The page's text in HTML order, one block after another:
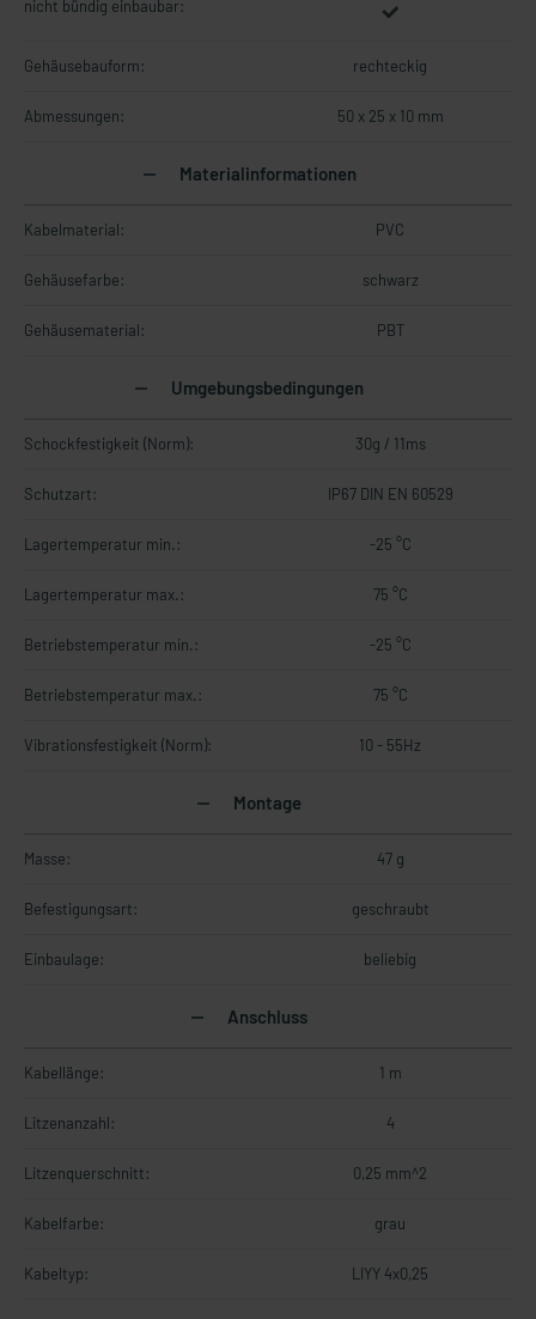
nicht bündig einbaubar:
Gehäusebauform: rechteckig
Abmessungen: 50 x 25 x 10 mm
Materialinformationen
Kabelmaterial: PVC
Gehäusefarbe: schwarz
Gehäusematerial: PBT
Umgebungsbedingungen
Schockfestigkeit (Norm): 30g / 11ms
Schutzart: IP67 DIN EN 60529
Lagertemperatur min.: -25 °C
Lagertemperatur max.: 75 °C
Betriebstemperatur min.: -25 °C
Betriebstemperatur max.: 75 °C
Vibrationsfestigkeit (Norm): 10 - 55Hz
Montage
Masse: 47 g
Befestigungsart: geschraubt
Einbaulage: beliebig
Anschluss
Kabellänge: 1 m
Litzenanzahl: 4
Litzenquerschnitt: 0,25 mm^2
Kabelfarbe: grau
Kabeltyp: LIYY 4x0,25